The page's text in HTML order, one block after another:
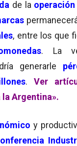
de la operación
, entre los que
. La
generarle
. Ver
la Argentina».
y